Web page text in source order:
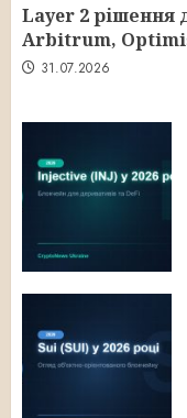
Layer 2 рішення
Arbitrum,
31.07.2026